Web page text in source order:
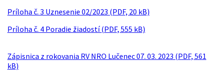
Príloha č. 3 Uznesenie 02/2023 (PDF, 20 kB)
Príloha č. 4 Poradie žiadostí (PDF, 555 kB)
Zápisnica z rokovania RV NRO Lučenec 07. 03. 2023 (PDF, 561
kB)